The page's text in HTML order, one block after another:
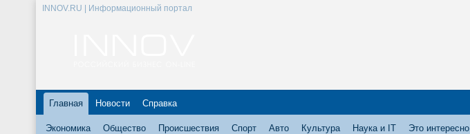
INNOV.RU | Информационный портал
Главная Новости Справка
Экономика Общество Происшествия Спорт Авто Культура Наука и IT Это интересно